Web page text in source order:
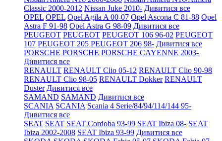
Classic 2000-2012 Nissan Juke 2010- Дивитися все
OPEL OPEL Opel Agila A 00-07 Opel Ascona C 81-88 Opel
Astra F 91-98 Opel Astra G 98-09 Дивитися все
PEUGEOT PEUGEOT PEUGEOT 106 96-02 PEUGEOT
107 PEUGEOT 205 PEUGEOT 206 98- Дивитися все
PORSCHE PORSCHE PORSCHE CAYENNE 2003-
Дивитися все
RENAULT RENAULT Clio 05-12 RENAULT Clio 90-98
RENAULT Clio 98-05 RENAULT Dokker RENAULT
Duster Дивитися все
SAMAND SAMAND Дивитися все
SCANIA SCANIA Scania 4 Serie/84/94/114/144 95-
Дивитися все
SEAT SEAT SEAT Cordoba 93-99 SEAT Ibiza 08- SEAT
Ibiza 2002-2008 SEAT Ibiza 93-99 Дивитися все